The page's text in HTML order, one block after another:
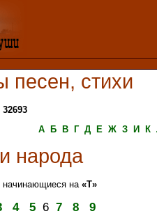
песен, стихи
32693
А
Б В Г Д Е Ж З И К
народа
начинающиеся на «Т»
4 5 6 7 8
9